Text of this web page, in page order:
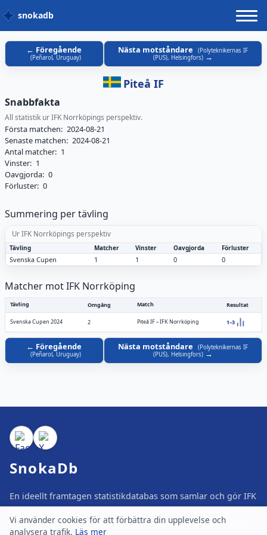
Vi använder cookies för att förbättra din upplevelse och
analysera trafik. Läs mer
snokadb
Föregående
(Peñarol, Uruguay)
Nästa motståndare (Polyteknikernas IF
(PUS), Helsingfors)
Piteå IF
Snabbfakta
All statistik ur IFK Norrköpings perspektiv.
Första matchen: 2024-08-21
Senaste matchen: 2024-08-21
Antal matcher: 1
Vinster: 1
Oavgjorda: 0
Förluster: 0
Summering per tävling
Ur IFK Norrköpings perspektiv
Tävling Matcher Vinster Oavgjorda Förluster
Svenska Cupen 1 1 0 0
Matcher mot IFK Norrköping
Tävling Omgång Match Resultat
Svenska Cupen 2024 2 Piteå IF–IFK Norrköping 1–3
Föregående
(Peñarol, Uruguay)
Nästa motståndare (Polyteknikernas IF
(PUS), Helsingfors)
SnokaDb
En ideellt framtagen statistikdatabas som samlar och gör IFK
Norrköpings fotbollshistoria lättillgänglig. Här kan du hitta
matcher, spelare, tabeller och historiska ögonblick – allt på